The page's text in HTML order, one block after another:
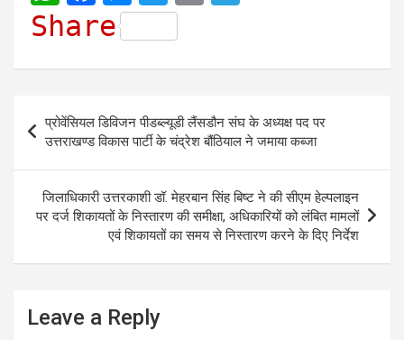
h
t
s
A
p
p
a
e
b
o
o
k
e
s
s
e
n
g
e
r
w
i
t
t
e
r
i
l
e
g
r
a
m
Share
Post
navigation
प्रोवेंसियल डिविजन पीडब्ल्यूडी लैंसडौन संघ के अध्यक्ष पद पर
उत्तराखण्ड विकास पार्टी के चंद्रेश बौंठियाल ने जमाया कब्जा
जिलाधिकारी उत्तरकाशी डॉ. मेहरबान सिंह बिष्ट ने की सीएम हेल्पलाइन
पर दर्ज शिकायतों के निस्तारण की समीक्षा, अधिकारियों को लंबित मामलों
एवं शिकायतों का समय से निस्तारण करने के दिए निर्देश
Leave a Reply